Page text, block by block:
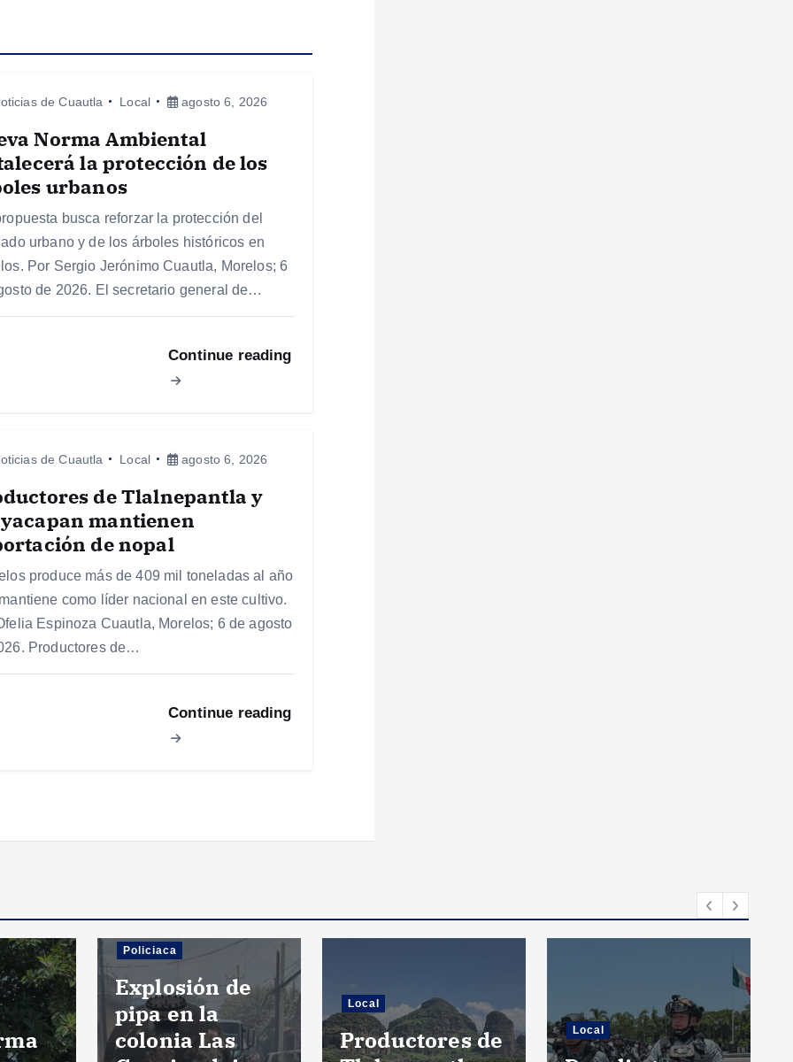
de Cuautla Local agosto 6, 2026
Norma Ambiental
la protección de los
urbanos
busca reforzar la protección del
urbano y de los árboles históricos en
Por Sergio Jerónimo Cuautla, Morelos; 6
de 2026. El secretario general de…
Continue reading
de Cuautla Local agosto 6, 2026
de Tlalnepantla y
mantienen
de nopal
produce más de 409 mil toneladas al año
como líder nacional en este cultivo.
Espinoza Cuautla, Morelos; 6 de agosto
Productores de…
Continue reading
Policiaca
Explosión de
pipa en la
colonia Las
Local
Productores de
Local